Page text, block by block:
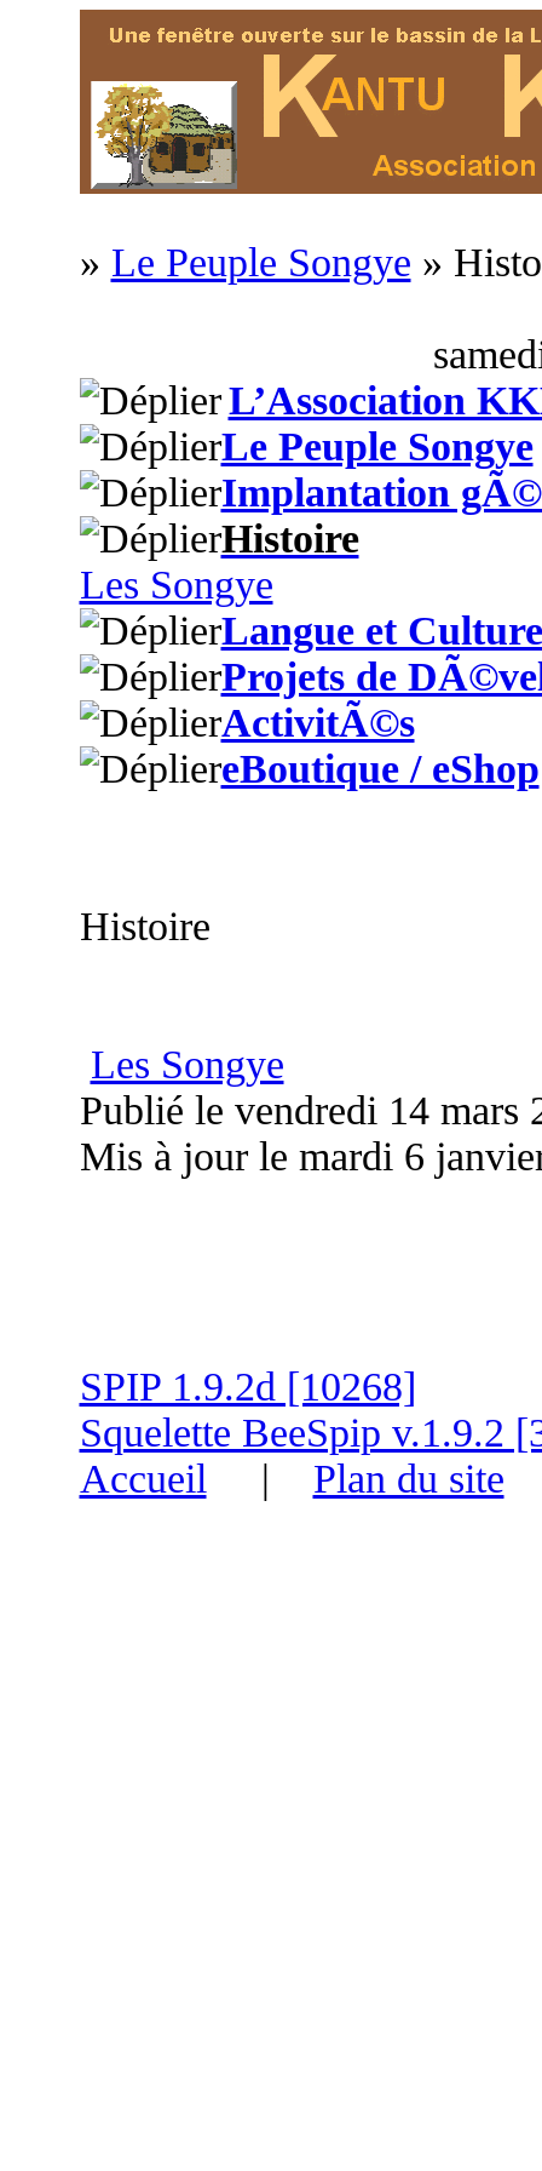
» Le Peuple Songye »
L’Association
Le Peuple Songye
Implantation
Histoire
Les Songye
Langue et Culture
Projets de
ActivitÃ©s
eBoutique / eShop
Histoire
Les Songye
Publié le vendredi 14 mars
Mis à jour le mardi 6
SPIP 1.9.2d [10268]
Squelette BeeSpip v.1.9.2
Accueil | Plan du site